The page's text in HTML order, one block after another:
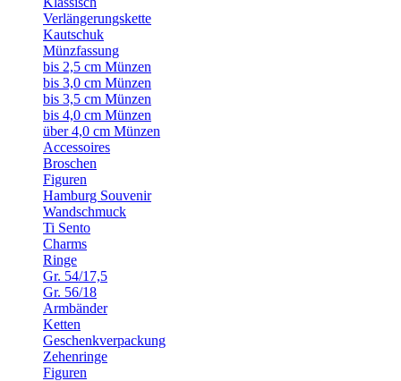
Verlängerungskette
Kautschuk
Münzfassung
bis 2,5 cm Münzen
bis 3,0 cm Münzen
bis 3,5 cm Münzen
bis 4,0 cm Münzen
über 4,0 cm Münzen
Accessoires
Broschen
Figuren
Hamburg Souvenir
Wandschmuck
Ti Sento
Charms
Ringe
Gr. 54/17,5
Gr. 56/18
Armbänder
Ketten
Geschenkverpackung
Zehenringe
Figuren